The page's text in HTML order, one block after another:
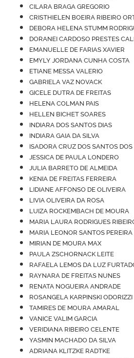
CILARA BRAGA GREGORIO
CRISTHIELEN BOEIRA RIBEIRO
DEBORA HELENA STUMM
DORANEI CARDOSO PRESTES
EMANUELLE DE FARIAS XAVIER
EMYLY JORDANA CUNHA COSTA
ETIANE MESSA VALERIO
GABRIELA VAZ NOVACK
GICELE DUTRA DE FREITAS
HELENA COLMAN PAIS
HELLEN BICHET SOARES
INDIARA DOS SANTOS DIAS
INDIARA GAIA DA SILVA
ISADORA CRUZ DOS SANTOS
JESSICA DE PAULA LONDERO
JULIA BARRETO DE ALMEIDA
KENIA DE FREITAS FERREIRA
LIDIANE AFFONSO DE OLIVEIRA
LIVIA OLIVEIRA DA ROSA
LUIZA ROCKEMBACH DE MOURA
MARIA LAURA RODRIGUES
MARIA LEONOR SANTOS PEREIRA
MIRIAN DE MOURA MAX
PAULA ZSCHORNACK LEITE
RAFAELA LEMOS DA LUZ
RAYNARA DE FREITAS NUNES
RENATA NOGUEIRA ANDRADE
ROSANGELA KARPINSKI ODORIZZI
TAMIRES DE MOURA AMARAL
VANICE VALIM GARCIA
VERIDIANA RIBEIRO CELENTE
YASMIN MACHADO DA SILVA
ADRIANA KLITZKE RADTKE